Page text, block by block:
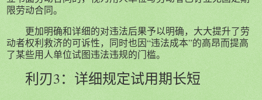
限劳动合同。
更加明确和详细的对违法后果予以明确，大大提升了劳
动者权利救济的可诉性，同时也因“违法成本”的高昂而提高
了某些用人单位试图违法违规的门槛。
利刃3： 详细规定试用期长短